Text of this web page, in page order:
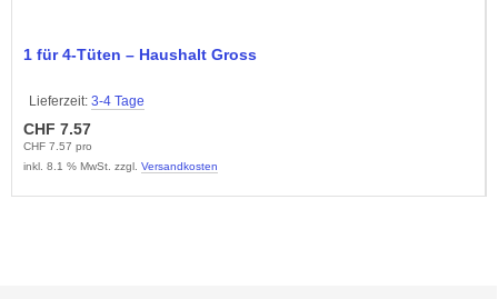
1 für 4-Tüten – Haushalt Gross
Lieferzeit: 3-4 Tage
CHF 7.57
CHF 7.57 pro
inkl. 8.1 % MwSt. zzgl. Versandkosten